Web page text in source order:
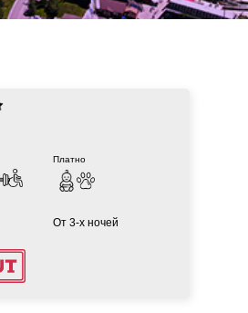
От 3-х ночей
Платно